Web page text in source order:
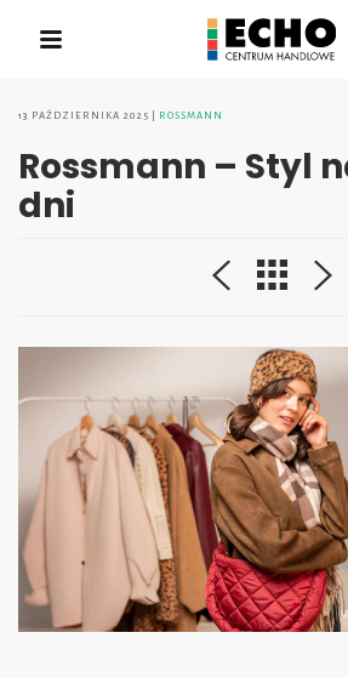
13 PAŹDZIERNIKA 2025 ROSSMANN
Rossmann – Styl
dni